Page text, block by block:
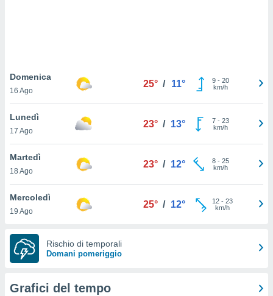
In
ti
per
nel
utilizzati
o
Domenica
16 Ago
25° / 11° 9- 20
km/h
Lunedì
17 Ago
23° / 13° 7- 23
km/h
Martedì
18 Ago
23° / 12° 8- 25
km/h
Mercoledì
19 Ago
25° / 12° 12- 23
km/h
Rischio di temporali
Domani pomeriggio
Grafici del tempo